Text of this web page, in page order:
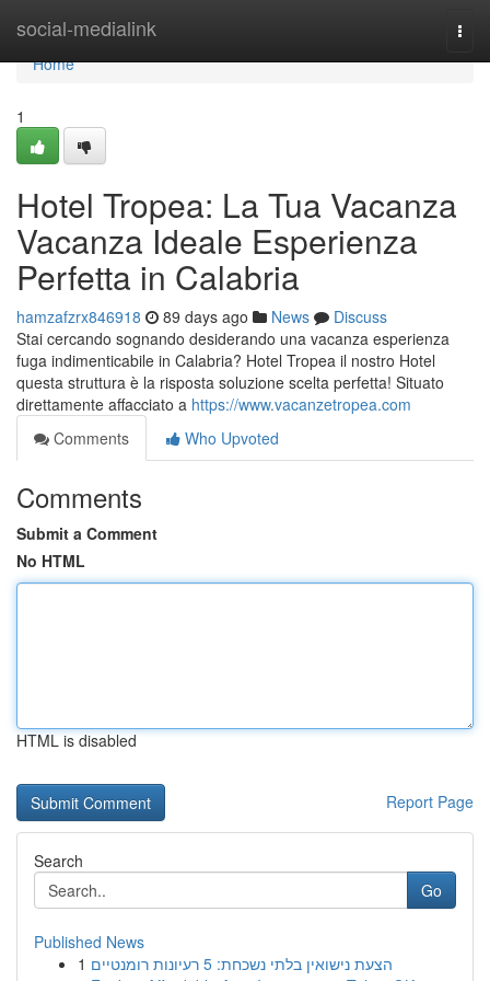
social-medialink
Home
Home
1
Hotel Tropea: La Tua Vacanza
Vacanza Ideale Esperienza
Perfetta in Calabria
hamzafzrx846918 89 days ago News
Discuss
Stai cercando sognando desiderando una vacanza esperienza
fuga indimenticabile in Calabria? Hotel Tropea il nostro Hotel
questa struttura è la risposta soluzione scelta perfetta! Situato
direttamente affacciato a https://www.vacanzetropea.com
Comments
Who Upvoted
Comments
Submit a Comment
No HTML
HTML is disabled
Report Page
Search
Go
Published News
1
הצעת נישואין בלתי נשכחת: 5 רעיונות רומנטיים